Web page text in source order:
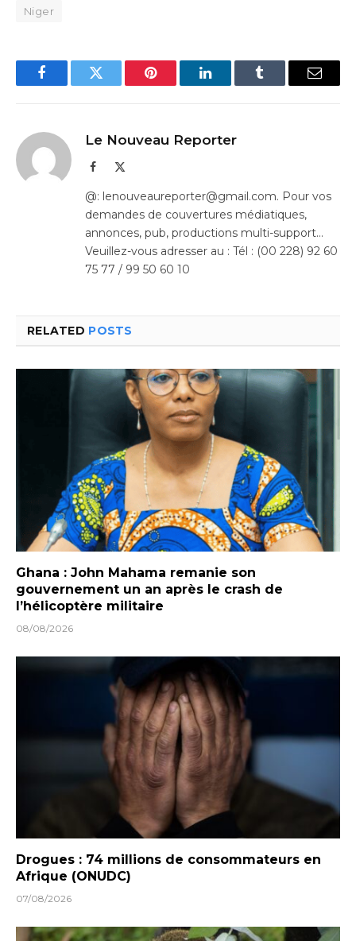
Niger
FacebookTwitter Pinterest LinkedInTumblr Email
Le Nouveau Reporter
Facebook
@: lenouveaureporter@gmail.com. Pour vos
demandes de couvertures médiatiques,
annonces, pub, productions multi-support…
Veuillez-vous adresser au : Tél : (00 228) 92 60
75 77 / 99 50 60 10
RELATED POSTS
Ghana : John Mahama remanie son
gouvernement un an après le crash de
l’hélicoptère militaire
08/08/2026
Drogues : 74 millions de consommateurs en
Afrique (ONUDC)
07/08/2026